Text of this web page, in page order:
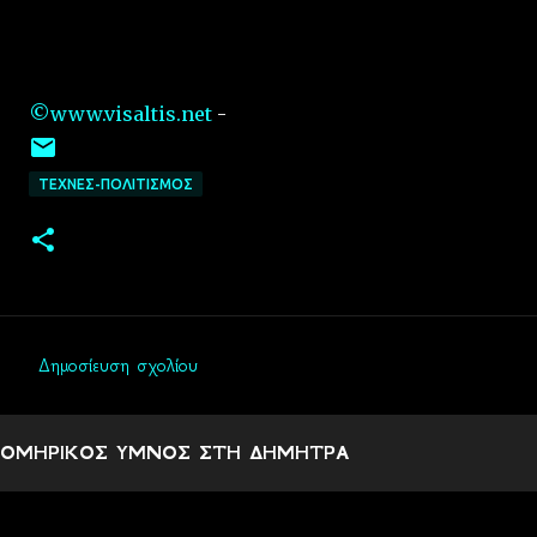
©www.visaltis.net -
ΤΕΧΝΕΣ-ΠΟΛΙΤΙΣΜΟΣ
ό
λ
Δημοσίευση σχολίου
ΟΜΗΡΙΚΟΣ ΥΜΝΟΣ ΣΤΗ ΔΗΜΗΤΡΑ